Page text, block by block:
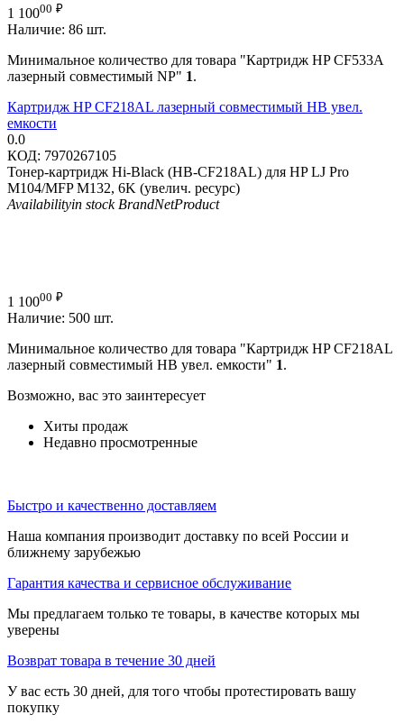
1 10000 ₽
Наличие: 86 шт.
Минимальное количество для товара "Картридж HP CF533A
лазерный совместимый NP" 1.
Картридж HP CF218AL лазерный совместимый HB увел.
емкости
0.0
КОД: 7970267105
Тонер-картридж Hi-Black (HB-CF218AL) для HP LJ Pro
M104/MFP M132, 6K (увелич. ресурс)
Availabilityin stock BrandNetProduct
1 10000 ₽
Наличие: 500 шт.
Минимальное количество для товара "Картридж HP CF218AL
лазерный совместимый HB увел. емкости" 1.
Возможно, вас это заинтересует
Хиты продаж
Недавно просмотренные
Быстро и качественно доставляем
Наша компания производит доставку по всей России и
ближнему зарубежью
Гарантия качества и сервисное обслуживание
Мы предлагаем только те товары, в качестве которых мы
уверены
Возврат товара в течение 30 дней
У вас есть 30 дней, для того чтобы протестировать вашу
покупку